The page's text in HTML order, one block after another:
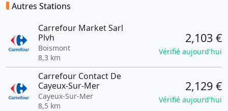
Autres Stations
Carrefour Market Sarl
Plvh
Boismont
8,3 km
2,103 €
Vérifié aujourd'hui
Carrefour Contact De
Cayeux-Sur-Mer
Cayeux-Sur-Mer
8,5 km
2,129 €
Vérifié aujourd'hui